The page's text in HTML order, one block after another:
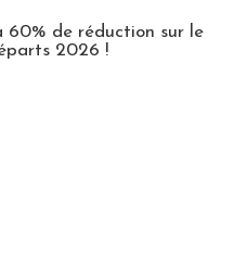
60% de réduction sur le
2026 !